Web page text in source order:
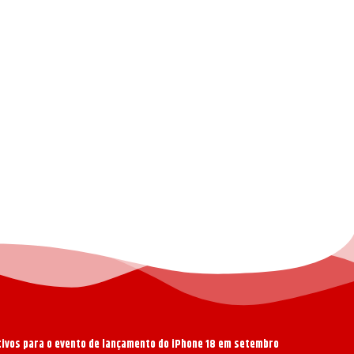
para o evento de lançamento do iPhone 18 em setembro